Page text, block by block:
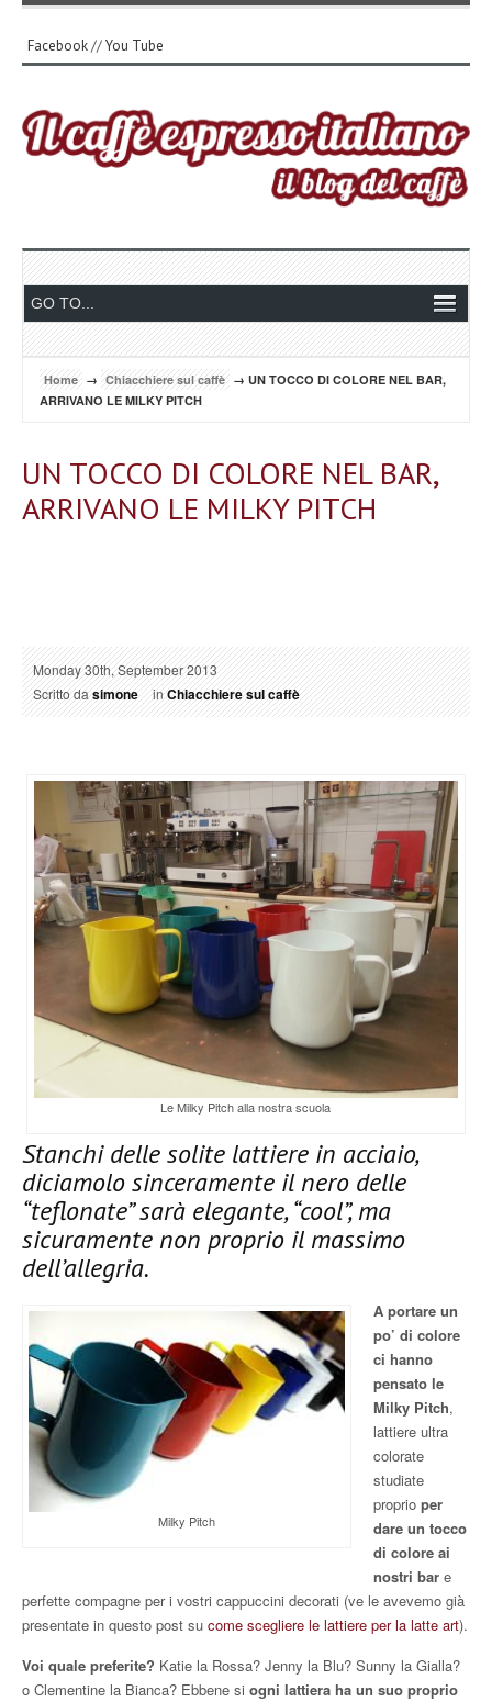
Facebook//You Tube
Home → Chiacchiere sul caffè → UN TOCCO DI COLORE NEL BAR,
ARRIVANO LE MILKY PITCH
UN TOCCO DI COLORE NEL BAR,
ARRIVANO LE MILKY PITCH
Monday 30th, September 2013
Scritto dasimone inChiacchiere sul caffè
Le Milky Pitch alla nostra scuola
Stanchi delle solite lattiere in acciaio,
diciamolo sinceramente il nero delle
“teflonate” sarà elegante, “cool”, ma
sicuramente non proprio il massimo
dell’allegria.
Milky Pitch
A portare un
po’ di colore
ci hanno
pensato le
Milky Pitch,
lattiere ultra
colorate
studiate
proprio per
dare un tocco
di colore ai
nostri bar e
perfette compagne per i vostri cappuccini decorati (ve le avevemo già
presentate in questo post su come scegliere le lattiere per la latte art).
Voi quale preferite? Katie la Rossa? Jenny la Blu? Sunny la Gialla?
o Clementine la Bianca? Ebbene si ogni lattiera ha un suo proprio